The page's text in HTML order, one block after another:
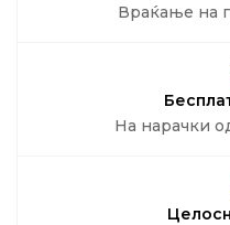
Враќање на
На нарачки